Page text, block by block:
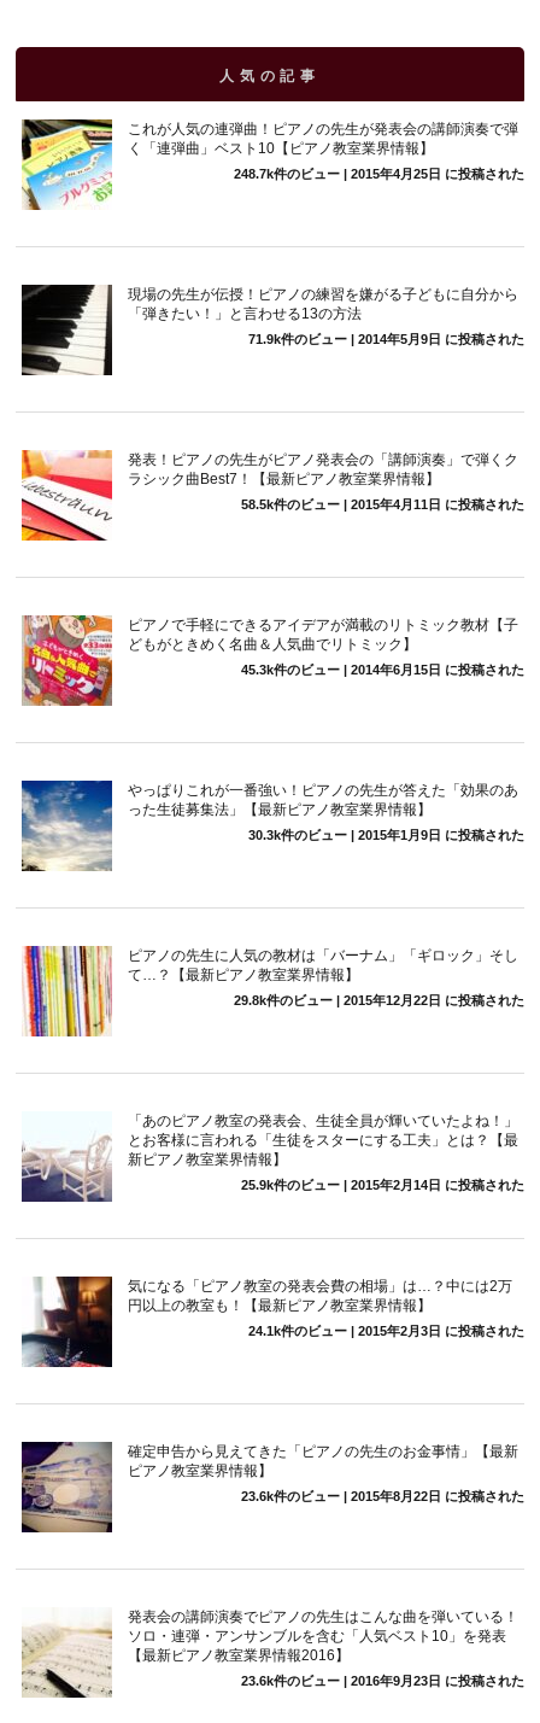
人気の記事
これが人気の連弾曲！ピアノの先生が発表会の講師演奏で弾
く「連弾曲」ベスト10【ピアノ教室業界情報】
248.7k件のビュー| 2015年4月25日 に投稿された
現場の先生が伝授！ピアノの練習を嫌がる子どもに自分から
「弾きたい！」と言わせる13の方法
71.9k件のビュー| 2014年5月9日 に投稿された
発表！ピアノの先生がピアノ発表会の「講師演奏」で弾くク
ラシック曲Best7！【最新ピアノ教室業界情報】
58.5k件のビュー| 2015年4月11日 に投稿された
ピアノで手軽にできるアイデアが満載のリトミック教材【子
どもがときめく名曲＆人気曲でリトミック】
45.3k件のビュー| 2014年6月15日 に投稿された
やっぱりこれが一番強い！ピアノの先生が答えた「効果のあ
った生徒募集法」【最新ピアノ教室業界情報】
30.3k件のビュー| 2015年1月9日 に投稿された
ピアノの先生に人気の教材は「バーナム」「ギロック」そし
て…？【最新ピアノ教室業界情報】
29.8k件のビュー| 2015年12月22日 に投稿された
「あのピアノ教室の発表会、生徒全員が輝いていたよね！」
とお客様に言われる「生徒をスターにする工夫」とは？【最
新ピアノ教室業界情報】
25.9k件のビュー| 2015年2月14日 に投稿された
気になる「ピアノ教室の発表会費の相場」は…？中には2万
円以上の教室も！【最新ピアノ教室業界情報】
24.1k件のビュー| 2015年2月3日 に投稿された
確定申告から見えてきた「ピアノの先生のお金事情」【最新
ピアノ教室業界情報】
23.6k件のビュー| 2015年8月22日 に投稿された
発表会の講師演奏でピアノの先生はこんな曲を弾いている！
ソロ・連弾・アンサンブルを含む「人気ベスト10」を発表
【最新ピアノ教室業界情報2016】
23.6k件のビュー| 2016年9月23日 に投稿された